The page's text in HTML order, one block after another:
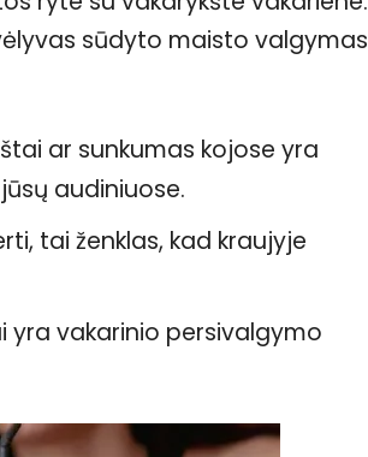
sūdyto maisto valgymas
ar sunkumas kojose yra
audiniuose.
tai ženklas, kad kraujyje
yra vakarinio persivalgymo